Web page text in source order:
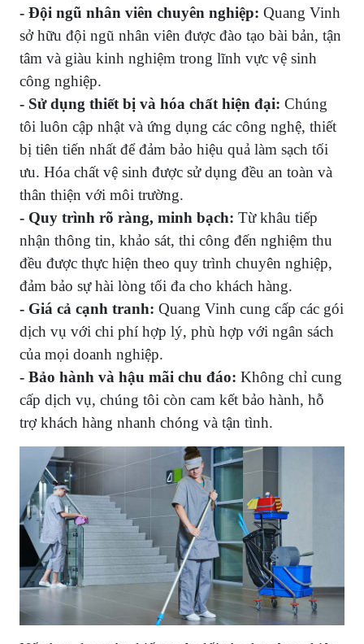
- Đội ngũ nhân viên chuyên nghiệp: Quang Vinh
sở hữu đội ngũ nhân viên được đào tạo bài bản, tận
tâm và giàu kinh nghiệm trong lĩnh vực vệ sinh
công nghiệp.
- Sử dụng thiết bị và hóa chất hiện đại: Chúng
tôi luôn cập nhật và ứng dụng các công nghệ, thiết
bị tiên tiến nhất để đảm bảo hiệu quả làm sạch tối
ưu. Hóa chất vệ sinh được sử dụng đều an toàn và
thân thiện với môi trường.
- Quy trình rõ ràng, minh bạch: Từ khâu tiếp
nhận thông tin, khảo sát, thi công đến nghiệm thu
đều được thực hiện theo quy trình chuyên nghiệp,
đảm bảo sự hài lòng tối đa cho khách hàng.
- Giá cả cạnh tranh: Quang Vinh cung cấp các gói
dịch vụ với chi phí hợp lý, phù hợp với ngân sách
của mọi doanh nghiệp.
- Bảo hành và hậu mãi chu đáo: Không chỉ cung
cấp dịch vụ, chúng tôi còn cam kết bảo hành, hỗ
trợ khách hàng nhanh chóng và tận tình.